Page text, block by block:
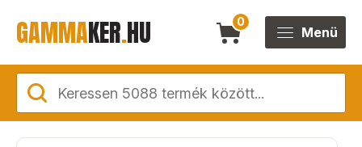
GAMMAKER.HU 0
Menü